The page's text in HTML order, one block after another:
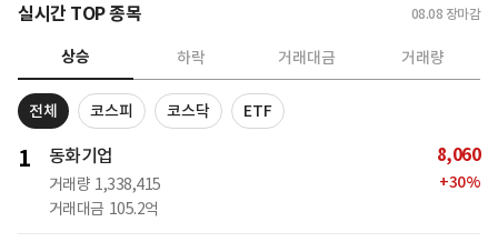
실시간 TOP 종목 08.08 장마감
상승 하락 거래대금 거래량
전체 코스피 코스닥 ETF
1 동화기업
거래량 1,338,415
거래대금 105.2억
8,060
+30%